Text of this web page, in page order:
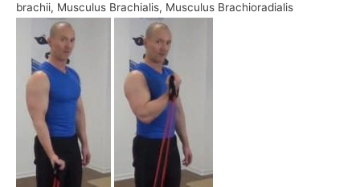
brachii, Musculus Brachialis, Musculus Brachioradialis